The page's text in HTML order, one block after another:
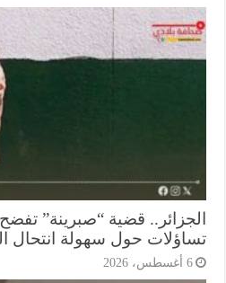
قضية “صبرينة” تفضح
حول سهولة انتحال